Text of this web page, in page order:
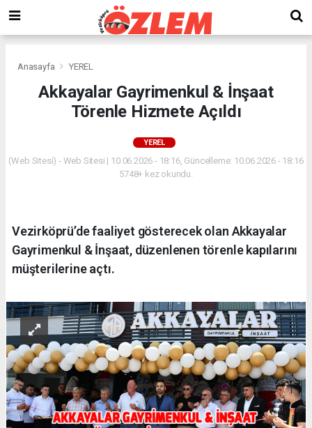
Anasayfa YEREL
Akkayalar Gayrimenkul & İnşaat
Törenle Hizmete Açıldı
YEREL
(Web Sitesi) - Web Sitesi | 10.06.2026 - 18:16, Güncelleme: 10.06.2026 - 18:16
5748+ kez okundu.
Vezirköprü’de faaliyet gösterecek olan Akkayalar
Gayrimenkul & İnşaat, düzenlenen törenle kapılarını
müşterilerine açtı.